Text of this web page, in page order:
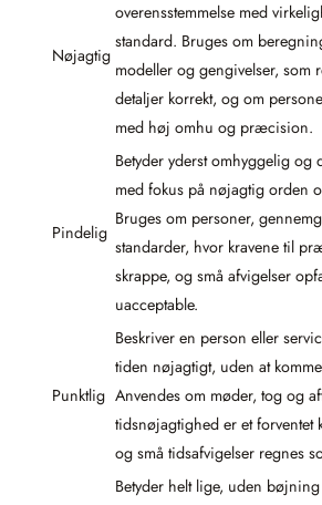
Nøjagtig
overensstemmelse med
standard. Bruges om
modeller og gengivelser, som
detaljer korrekt, og om
med høj omhu og præcision.
Pindelig
Betyder yderst omhyggelig og
med fokus på nøjagtig orden
Bruges om personer,
standarder, hvor kravene til
skrappe, og små afvigelser
uacceptable.
Punktlig
Beskriver en person eller
tiden nøjagtigt, uden at
Anvendes om møder, tog og
tidsnøjagtighed er et forventet
og små tidsafvigelser regnes
Betyder helt lige, uden